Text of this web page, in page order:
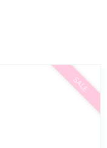
SALE